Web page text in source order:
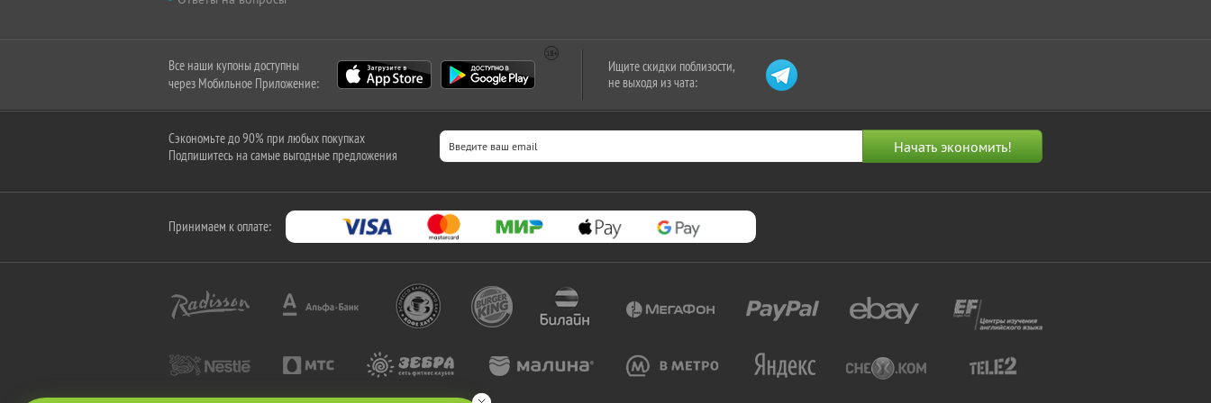
Все наши купоны доступны
через Мобильное Приложение:
Ищите скидки поблизости,
не выходя из чата:
Сэкономьте до 90% при любых покупках
Подпишитесь на самые выгодные предложения
Принимаем к оплате: